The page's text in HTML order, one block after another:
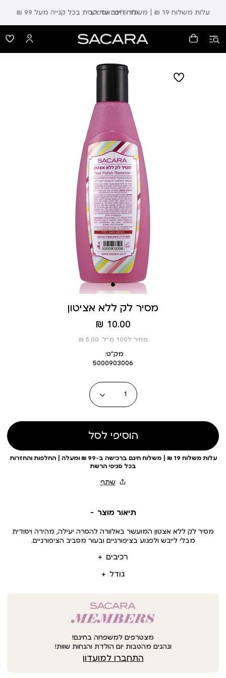
עלות משלוח 19 ₪ | משלוח חינם עד הבית בכל קנייה מעל 99 ₪ עד 5 ימי אספקה
מסיר לק ללא אציטון
מחיר
מוצר
10.00 ₪
מחיר ל100 מ”ל: 5.00 ₪
מק״ט:
5000903006
כמות
הוסיפי לסל
עלות משלוח 19 ₪ | משלוח חינם ברכישה ב-99 ₪ ומעלה | החלפות והחזרות
בכל סניפי הרשת
תיאור מוצר
רכיבים
גודל
מסיר לק ללא אצטון המועשר באלוורה להסרה יעילה, מהירה ויסודית
מבלי לייבש ולפגוע בציפורניים ובעור מסביב הציפורניים.
מצטרפים למשפחה בחינם!
ונהנים מהטבות יום הולדת והנחות שוות!
התחברו למועדון